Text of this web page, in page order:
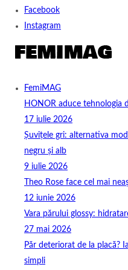
Facebook
Instagram
FemiMAG
HONOR aduce tehnologia
17 iulie 2026
Șuvițele gri: alternativa
negru și alb
9 iulie 2026
Theo Rose face cel mai
12 iunie 2026
Vara părului glossy:
27 mai 2026
Păr deteriorat de la placă?
simpli